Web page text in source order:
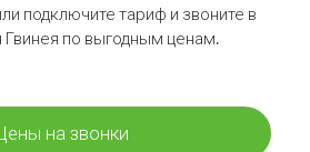
подключите тариф и звоните в
Гвинея по выгодным ценам.
на звонки